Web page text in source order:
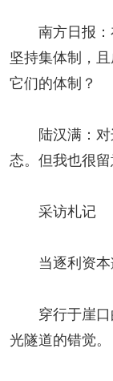
南方日报：
坚持集体制，
它们的体制？
陆汉满：对
态。但我也很
采访札记
当逐利资本
穿行于崖口
光隧道的错觉。